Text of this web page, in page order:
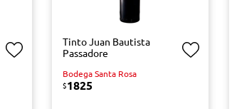
Tinto Juan Bautista
Passadore
Bodega Santa Rosa
$1825